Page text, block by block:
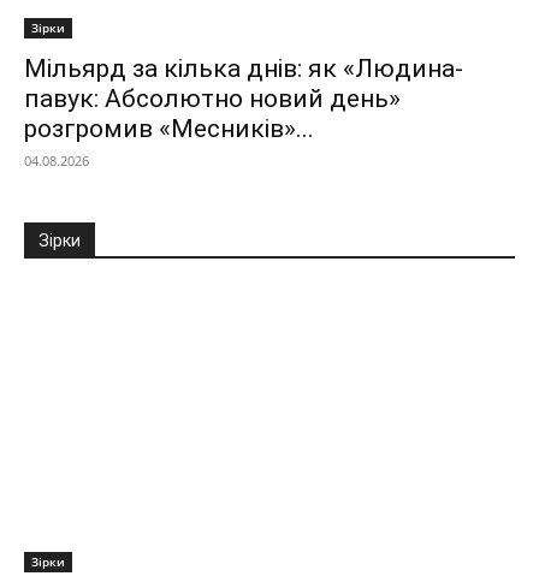
Зірки
Мільярд за кілька днів: як «Людина-
павук: Абсолютно новий день»
розгромив «Месників»...
04.08.2026
Зірки
Зірки